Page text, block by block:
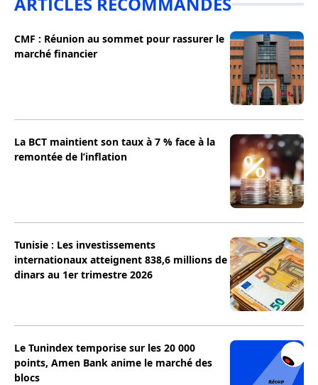
CMF : Réunion au sommet pour rassurer le
marché financier
La BCT maintient son taux à 7 % face à la
remontée de l’inflation
Tunisie : Les investissements
internationaux atteignent 838,6 millions de
dinars au 1er trimestre 2026
Le Tunindex temporise sur les 20 000
points, Amen Bank anime le marché des
blocs